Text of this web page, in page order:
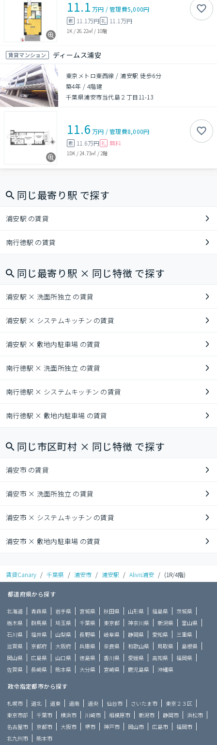
11.1 万円 /管理費5,000円
敷 11.1万円 礼 11.1万円
1K / 26.22㎡ / 10階
賃貸マンション ディームス浦安
東京メトロ東西線 / 浦安駅 徒歩6分
築4年 / 4階建
千葉県浦安市当代島２丁目11-13
11.6 万円 /管理費8,000円
敷 11.6万円 礼 無料
1DK / 24.73㎡ / 2階
同じ最寄り駅 で探す
浦安駅 の賃貸
南行徳駅 の賃貸
同じ最寄り駅 × 同じ特徴 で探す
浦安駅 × 洗面所独立 の賃貸
浦安駅 × システムキッチン の賃貸
浦安駅 × 敷地内駐車場 の賃貸
南行徳駅 × 洗面所独立 の賃貸
南行徳駅 × システムキッチン の賃貸
南行徳駅 × 敷地内駐車場 の賃貸
同じ市区町村 × 同じ特徴 で探す
浦安市 の賃貸
浦安市 × 洗面所独立 の賃貸
浦安市 × システムキッチン の賃貸
浦安市 × 敷地内駐車場 の賃貸
賃貸Canary / 千葉県 / 浦安市 / 浦安駅 / Alivis浦安 / (1R/4階)
都道府県から探す
北海道 青森県 岩手県 宮城県 秋田県 山形県 福島県
茨城県
栃木県
群馬県 埼玉県 千葉県 東京都 神奈川県 新潟県
富山県
石川県
福井県 山梨県 長野県 岐阜県 静岡県 愛知県
三重県
滋賀県
京都府 大阪府 兵庫県 奈良県 和歌山県 鳥取県
島根県
岡山県
広島県 山口県 徳島県 香川県 愛媛県 高知県
福岡県
佐賀県
長崎県 熊本県 大分県 宮崎県 鹿児島県 沖縄県
政令指定都市から探す
札幌市 道北 道東 道南 道央 仙台市 さいたま市
東京２３区
東京市部
千葉市 横浜市 川崎市 相模原市 新潟市 静岡市
浜松市
名古屋市
京都市 大阪市 堺市 神戸市 岡山市 広島市
福岡市
北九州市
熊本市